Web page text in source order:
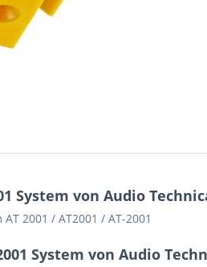
System von Audio
2001 / AT2001 / AT-2001
System von Audio